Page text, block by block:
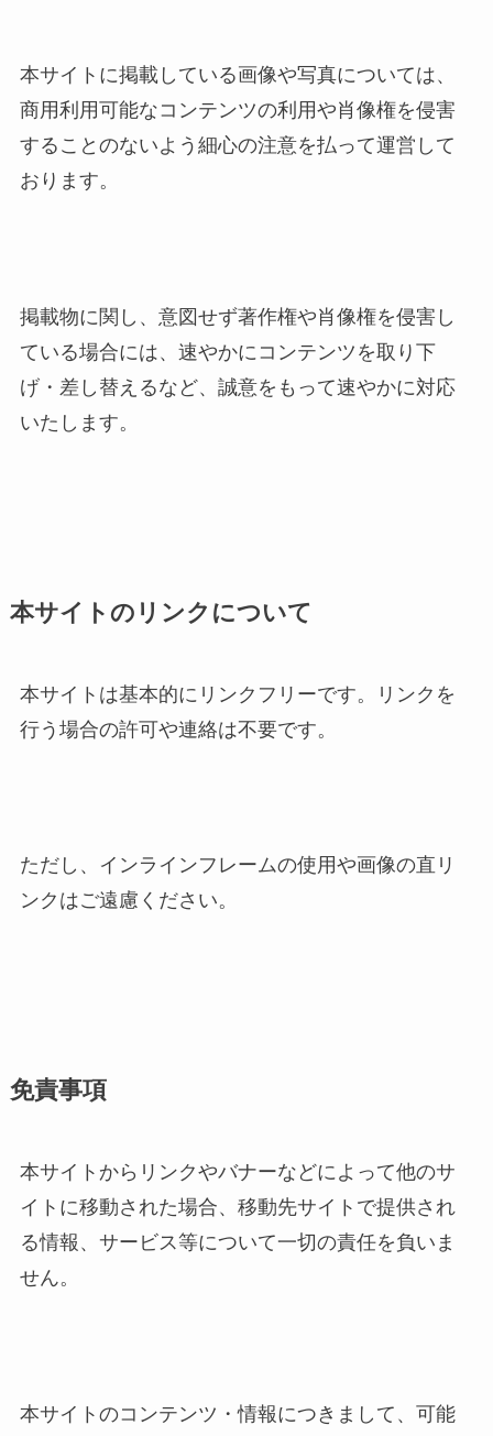
本サイトに掲載している画像や写真については、
商用利用可能なコンテンツの利用や肖像権を侵害
することのないよう細心の注意を払って運営して
おります。
掲載物に関し、意図せず著作権や肖像権を侵害し
ている場合には、速やかにコンテンツを取り下
げ・差し替えるなど、誠意をもって速やかに対応
いたします。
本サイトのリンクについて
本サイトは基本的にリンクフリーです。リンクを
行う場合の許可や連絡は不要です。
ただし、インラインフレームの使用や画像の直リ
ンクはご遠慮ください。
免責事項
本サイトからリンクやバナーなどによって他のサ
イトに移動された場合、移動先サイトで提供され
る情報、サービス等について一切の責任を負いま
せん。
本サイトのコンテンツ・情報につきまして、可能